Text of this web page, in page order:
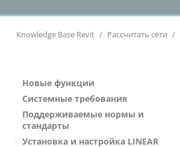
Knowledge Base Revit Рассчитать сети
Новые функции
Системные требования
Поддерживаемые нормы и
стандарты
Установка и настройка LINEAR